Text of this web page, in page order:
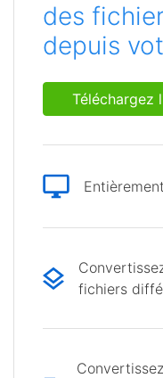
des
depuis
Téléchargez
fichiers